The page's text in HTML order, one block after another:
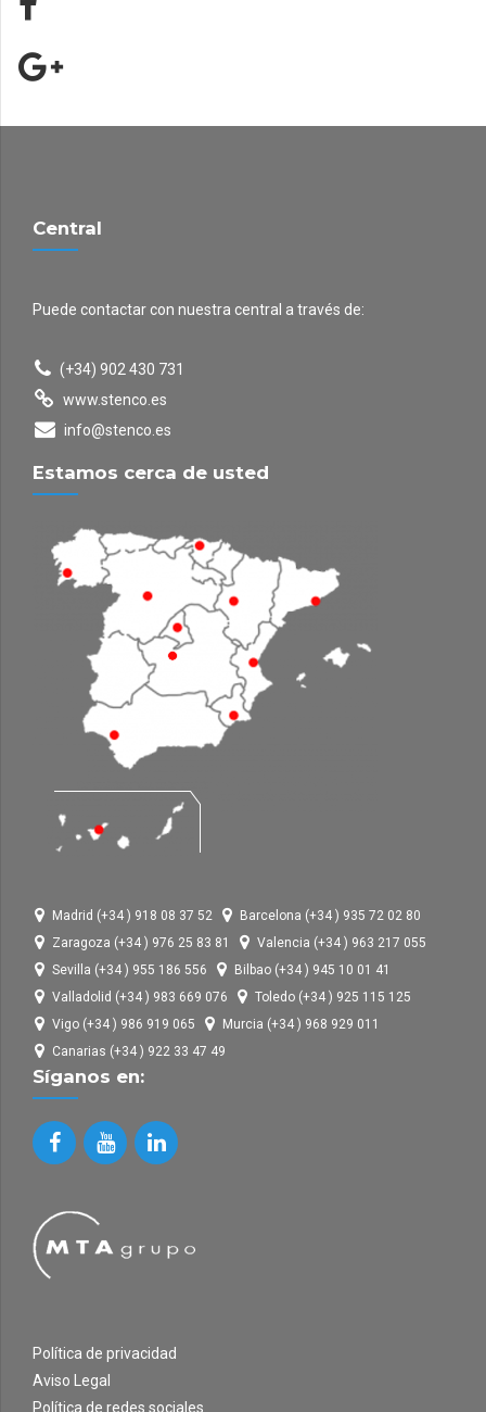
Central
Puede contactar con nuestra central a través de:
(+34) 902 430 731
www.stenco.es
info@stenco.es
Estamos cerca de usted
Madrid (+34 ) 918 08 37 52
Barcelona (+34 ) 935 72 02 80
Zaragoza (+34 ) 976 25 83 81
Valencia (+34 ) 963 217 055
Sevilla (+34 ) 955 186 556
Bilbao (+34 ) 945 10 01 41
Valladolid (+34 ) 983 669 076
Toledo (+34 ) 925 115 125
Vigo (+34 ) 986 919 065
Murcia (+34 ) 968 929 011
Canarias (+34 ) 922 33 47 49
Síganos en:
Política de privacidad
Aviso Legal
Política de redes sociales